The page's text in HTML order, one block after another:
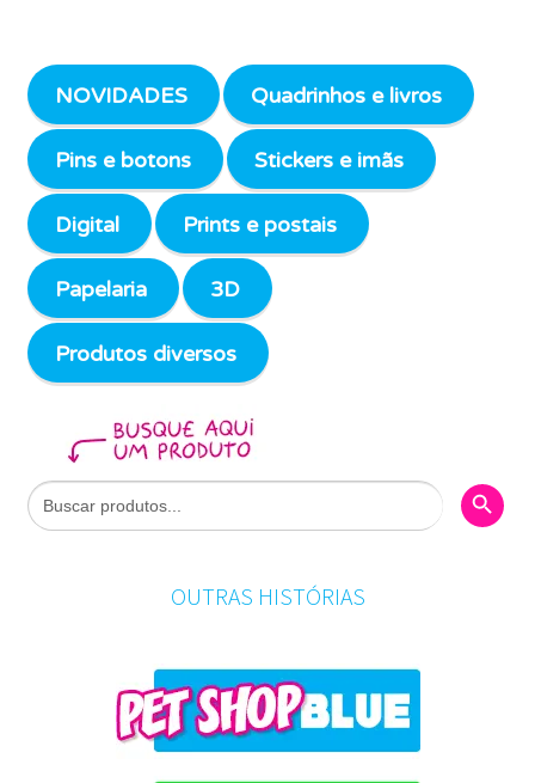
NOVIDADES Quadrinhos e livros
Pins e botons Stickers e imãs
Digital Prints e postais
Papelaria 3D
Produtos diversos
Search
for:
Search
OUTRAS HISTÓRIAS